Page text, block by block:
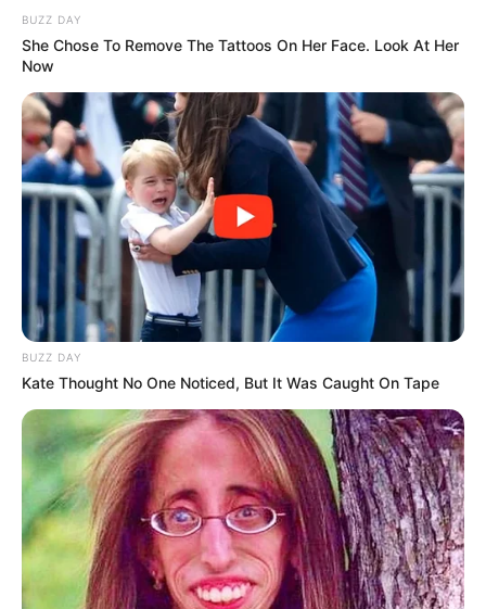
BUZZ DAY
She Chose To Remove The Tattoos On Her Face. Look At Her
Now
BUZZ DAY
Kate Thought No One Noticed, But It Was Caught On Tape